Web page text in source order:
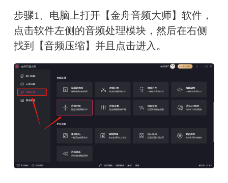
步骤1、电脑上打开【金舟音频大师】软件，
点击软件左侧的音频处理模块，然后在右侧
找到【音频压缩】并且点击进入。